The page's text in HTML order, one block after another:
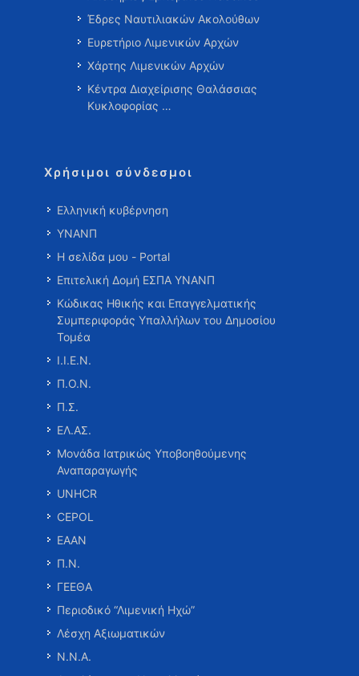
Έδρες Ναυτιλιακών Ακολούθων
Ευρετήριο Λιμενικών Αρχών
Χάρτης Λιμενικών Αρχών
Κέντρα Διαχείρισης Θαλάσσιας
Κυκλοφορίας …
Χρήσιμοι σύνδεσμοι
Ελληνική κυβέρνηση
ΥΝΑΝΠ
Η σελίδα μου - Portal
Επιτελική Δομή ΕΣΠΑ ΥΝΑΝΠ
Κώδικας Ηθικής και Επαγγελματικής
Συμπεριφοράς Υπαλλήλων του Δημοσίου
Τομέα
Ι.Ι.Ε.Ν.
Π.Ο.Ν.
Π.Σ.
ΕΛ.ΑΣ.
Μονάδα Ιατρικώς Υποβοηθούμενης
Αναπαραγωγής
UNHCR
CEPOL
ΕΑΑΝ
Π.Ν.
ΓΕΕΘΑ
Περιοδικό “Λιμενική Ηχώ”
Λέσχη Αξιωματικών
Ν.Ν.Α.